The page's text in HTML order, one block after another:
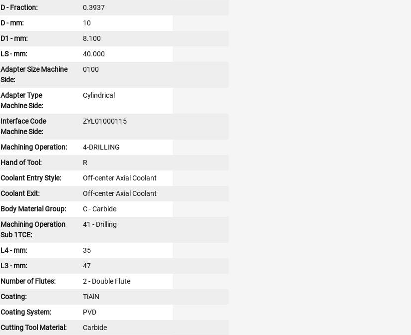
D - Fraction:
0.3937
D - mm:
10
D1 - mm:
8.100
LS - mm:
40.000
Adapter Size Machine
Side:
0100
Adapter Type
Machine Side:
Cylindrical
Interface Code
Machine Side:
ZYL01000115
Machining Operation:
4-DRILLING
Hand of Tool:
R
Coolant Entry Style:
Off-center Axial Coolant
Coolant Exit:
Off-center Axial Coolant
Body Material Group:
C - Carbide
Machining Operation
Sub 1TCE:
41 - Drilling
L4 - mm:
35
L3 - mm:
47
Number of Flutes:
2 - Double Flute
Coating:
TiAlN
Coating System:
PVD
Cutting Tool Material:
Carbide